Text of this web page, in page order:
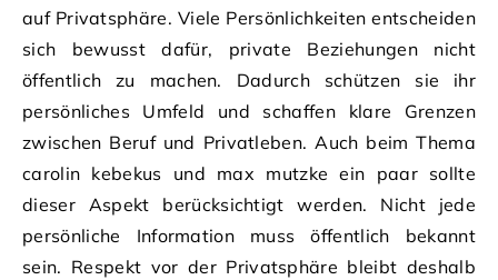
auf Privatsphäre. Viele Persönlichkeiten entscheiden
sich bewusst dafür, private Beziehungen nicht
öffentlich zu machen. Dadurch schützen sie ihr
persönliches Umfeld und schaffen klare Grenzen
zwischen Beruf und Privatleben. Auch beim Thema
carolin kebekus und max mutzke ein paar sollte
dieser Aspekt berücksichtigt werden. Nicht jede
persönliche Information muss öffentlich bekannt
sein. Respekt vor der Privatsphäre bleibt deshalb